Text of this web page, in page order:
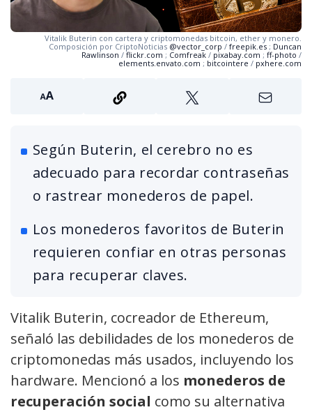
Vitalik Buterin con cartera y criptomonedas bitcoin, ether y monero.
Composición por CriptoNoticias @vector_corp / freepik.es ; Duncan
Rawlinson / flickr.com ; Comfreak / pixabay.com ; ff-photo /
elements.envato.com ; bitcointere / pxhere.com
Según Buterin, el cerebro no es
adecuado para recordar contraseñas
o rastrear monederos de papel.
Los monederos favoritos de Buterin
requieren confiar en otras personas
para recuperar claves.
Vitalik Buterin, cocreador de Ethereum,
señaló las debilidades de los monederos de
criptomonedas más usados, incluyendo los
hardware. Mencionó a los monederos de
recuperación social como su alternativa